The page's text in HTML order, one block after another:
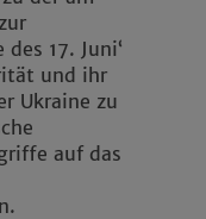
17. Juni‘
und ihr
Ukraine zu
auf das